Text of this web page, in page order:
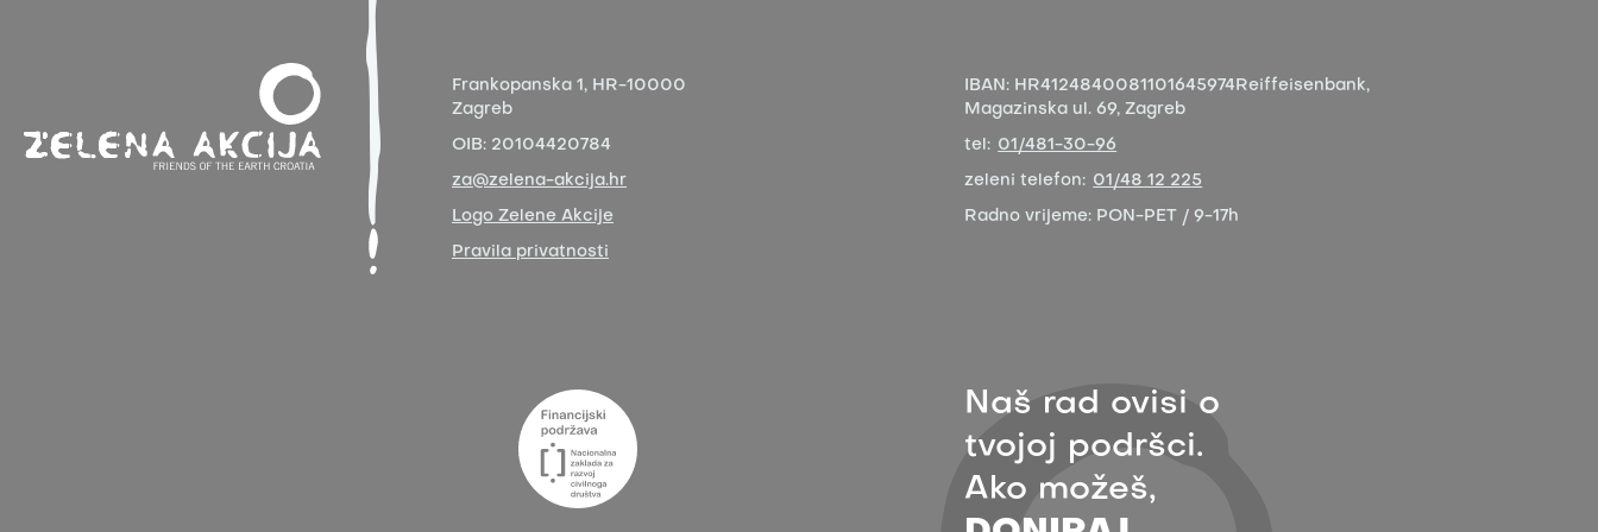
Frankopanska 1, HR-10000
Zagreb
OIB: 20104420784
za@zelena-akcija.hr
Logo Zelene Akcije
Pravila privatnosti
IBAN: HR4124840081101645974 Reiffeisenbank,
Magazinska ul. 69, Zagreb
tel: 01/481-30-96
zeleni telefon: 01/48 12 225
Radno vrijeme: PON-PET / 9-17h
Naš rad ovisi o
tvojoj podršci.
Ako možeš,